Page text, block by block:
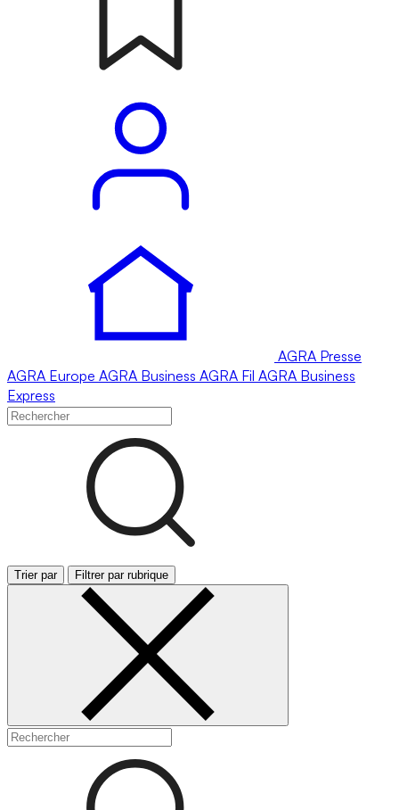
AGRA Presse
AGRA Europe AGRA Business AGRA Fil AGRA Business
Express
Trier par Filtrer par rubrique